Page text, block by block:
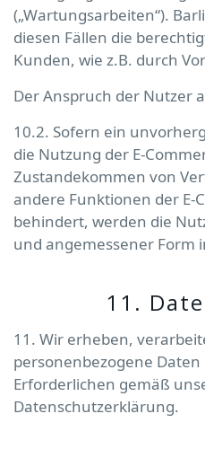
(„Wartungsarbeiten“).
diesen Fällen die
Kunden, wie z.B. durch
Der Anspruch der Nutzer
10.2. Sofern ein
die Nutzung der E-
Zustandekommen von
andere Funktionen der E-
behindert, werden die
und angemessener Form
11.
11. Wir erheben,
personenbezogene
Erforderlichen gemäß
Datenschutzerklärung.